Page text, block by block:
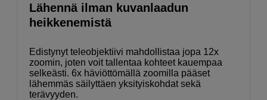
Lähennä ilman kuvanlaadun
heikkenemistä
Edistynyt teleobjektiivi mahdollistaa jopa 12x
zoomin, joten voit tallentaa kohteet kauempaa
selkeästi. 6x häviöttömällä zoomilla pääset
lähemmäs säilyttäen yksityiskohdat sekä
terävyyden.